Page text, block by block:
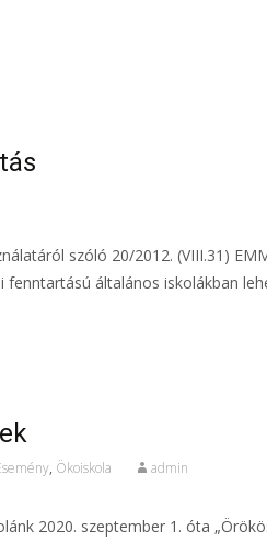
szóló 20/2012. (VIII.31)
általános iskolákban
, Ökoiskola admin
2020. szeptember 1. óta